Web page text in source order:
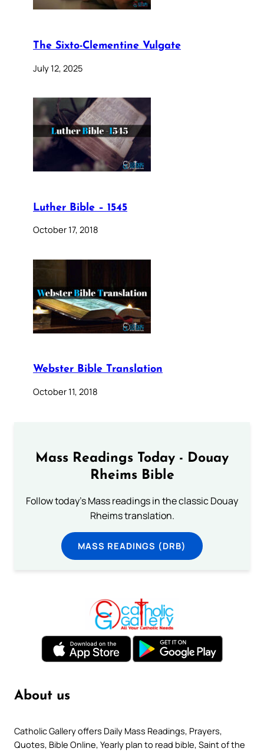
The Sixto-Clementine Vulgate
July 12, 2025
Luther Bible – 1545
October 17, 2018
Webster Bible Translation
October 11, 2018
Mass Readings Today - Douay
Rheims Bible
Follow today's Mass readings in the classic Douay
Rheims translation.
MASS READINGS (DRB)
About us
Catholic Gallery offers Daily Mass Readings, Prayers,
Quotes, Bible Online, Yearly plan to read bible, Saint of the